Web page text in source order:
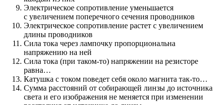
Электрическое сопротивление уменьшается
с увеличением поперечного сечения проводников
Электрическое сопротивление растет с увеличением
длины проводников
Сила тока через лампочку пропорциональна
напряжению на ней
Сила тока (при таком-то) напряжении на резисторе
равна…
Катушка с током поведет себя около магнита так-то…
Сумма расстояний от собирающей линзы до источника
света и его изображения не меняется при изменении